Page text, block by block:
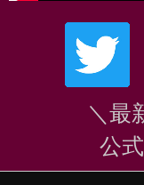
＼最
公